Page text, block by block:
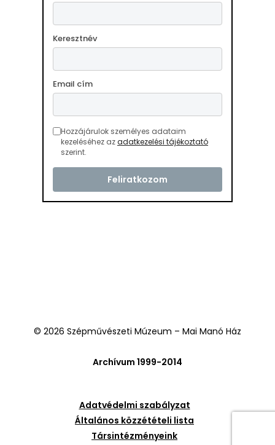
Keresztnév
Email cím
Hozzájárulok személyes adataim
kezeléséhez azadatkezelési tájékoztató
szerint.
© 2026 Szépművészeti Múzeum – Mai Manó Ház
Archívum 1999-2014
Adatvédelmi szabályzat
Általános közzétételi lista
Társintézményeink